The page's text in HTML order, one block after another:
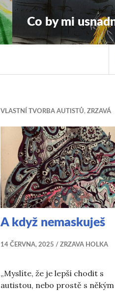
Co by mi
VLASTNÍ TVORBA AUTISTŮ, ZRZAVÁ
A když nemaskuješ
14 ČERVNA, 2025 ZRZAVA HOLKA
„Myslíte, že je lepší chodit s
autistou, nebo prostě s někým